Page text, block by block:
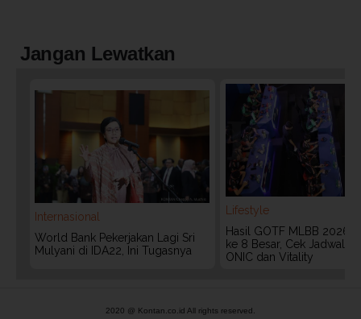
Jangan Lewatkan
Internasional
World Bank Pekerjakan Lagi Sri
Mulyani di IDA22, Ini Tugasnya
Lifestyle
Hasil GOTF MLBB 2026:
ke 8 Besar, Cek Jadwal
ONIC dan Vitality
2020 @ Kontan.co.id All rights reserved.